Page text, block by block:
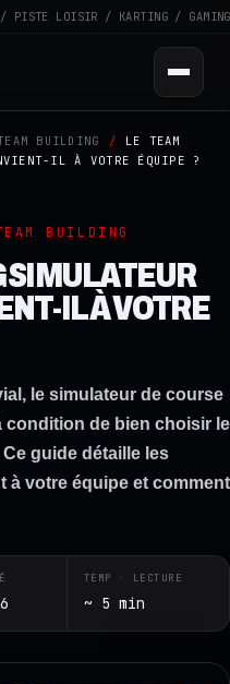
/ PISTE LOISIR / KARTING / GAMING
BUILDING /
LE TEAM
IL À VOTRE ÉQUIPE ?
BUILDING
SIMULATEUR
IL À VOTRE
le simulateur de course
condition de bien choisir le
guide détaille les
votre équipe et comment
TEMP · LECTURE
~ 5 min